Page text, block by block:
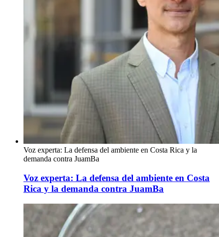
Voz experta: La defensa del ambiente en Costa Rica y la
demanda contra JuamBa
Voz experta: La defensa del ambiente en Costa
Rica y la demanda contra JuamBa